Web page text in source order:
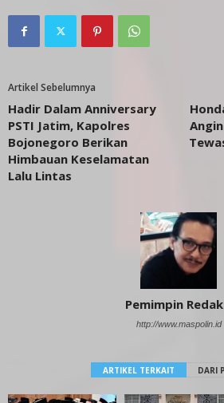
Artikel Sebelumnya
Hadir Dalam Anniversary
PSTI Jatim, Kapolres
Bojonegoro Berikan
Himbauan Keselamatan
Lalu Lintas
Pemimpin
http://www.maspolin.id
ARTIKEL TERKAIT DARI